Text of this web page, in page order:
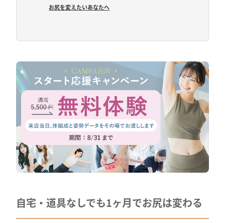
お尻を変えたいあなたへ
自宅・道具なしでも1ヶ月でお尻は変わる